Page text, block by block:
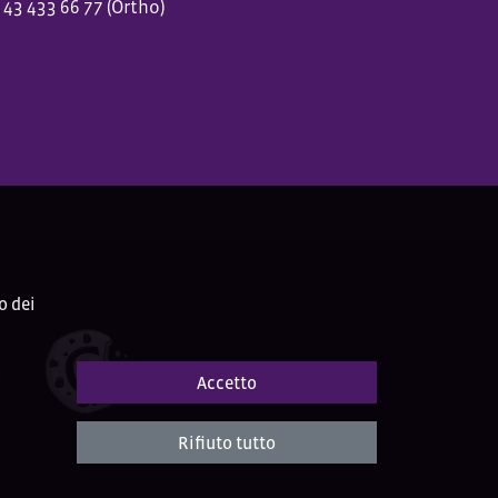
43 433 66 77 (Ortho)
dei
Accetto
Rifiuto tutto